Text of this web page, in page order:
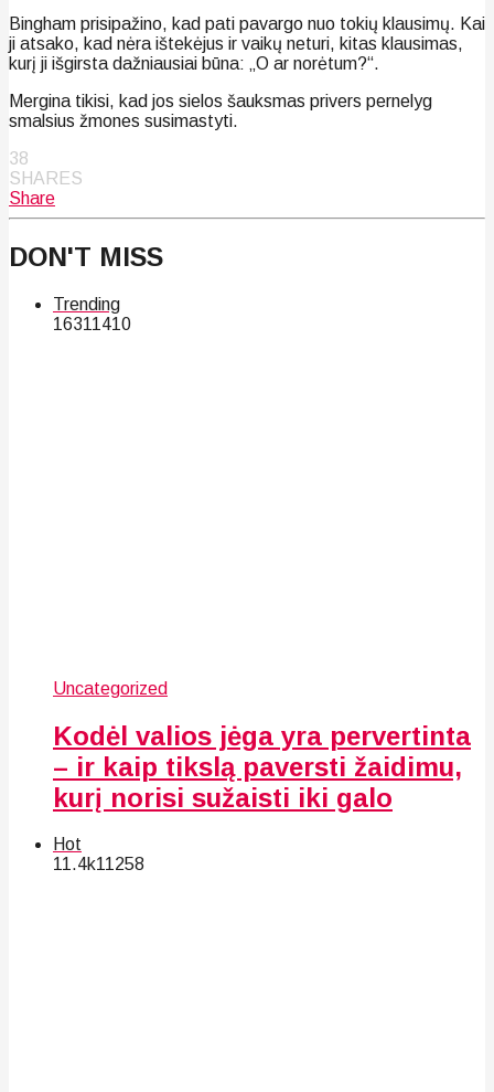
Bingham prisipažino, kad pati pavargo nuo tokių klausimų. Kai
ji atsako, kad nėra ištekėjus ir vaikų neturi, kitas klausimas,
kurį ji išgirsta dažniausiai būna: „O ar norėtum?“.
Mergina tikisi, kad jos sielos šauksmas privers pernelyg
smalsius žmones susimastyti.
38
SHARES
Share
DON'T MISS
Trending
16311410
Uncategorized
Kodėl valios jėga yra pervertinta
– ir kaip tikslą paversti žaidimu,
kurį norisi sužaisti iki galo
Hot
11.4k11258